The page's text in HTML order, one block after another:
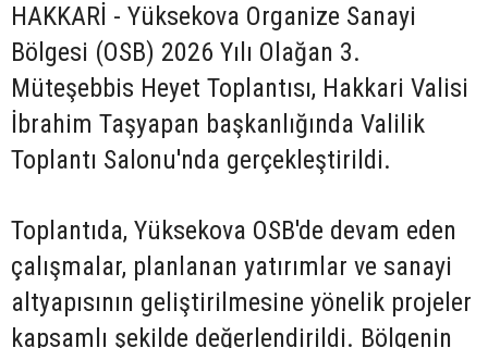
HAKKARİ - Yüksekova Organize Sanayi
Bölgesi (OSB) 2026 Yılı Olağan 3.
Müteşebbis Heyet Toplantısı, Hakkari Valisi
İbrahim Taşyapan başkanlığında Valilik
Toplantı Salonu'nda gerçekleştirildi.
Toplantıda, Yüksekova OSB'de devam eden
çalışmalar, planlanan yatırımlar ve sanayi
altyapısının geliştirilmesine yönelik projeler
kapsamlı şekilde değerlendirildi. Bölgenin